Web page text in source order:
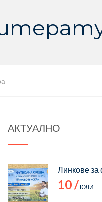
АКТУАЛНО
Линкове
10 / ЮЛИ